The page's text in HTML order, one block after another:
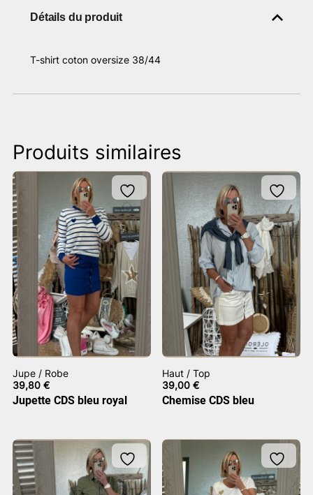
Détails du produit
T-shirt coton oversize 38/44
Produits similaires
Jupe / Robe
39,80 €
Jupette CDS bleu royal
Haut / Top
39,00€
Chemise CDS bleu